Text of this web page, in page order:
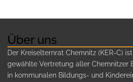
Über uns
Der Kreiselternrat Chemnitz (KER-C)
gewählte Vertretung aller Chemnitzer
in kommunalen Bildungs- und